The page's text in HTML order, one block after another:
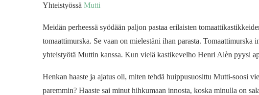
Yhteistyössä Mutti
Meidän perheessä syödään paljon pastaa erilaisten
tomaattimurska. Se vaan on mielestäni ihan parasta.
yhteistyötä Muttin kanssa. Kun vielä kastikevelho Henri Alèn pyysi
Henkan haaste ja ajatus oli, miten tehdä huippusuosittu Mutti-soosi
paremmin? Haaste sai minut hihkumaan innosta, koska minulla on